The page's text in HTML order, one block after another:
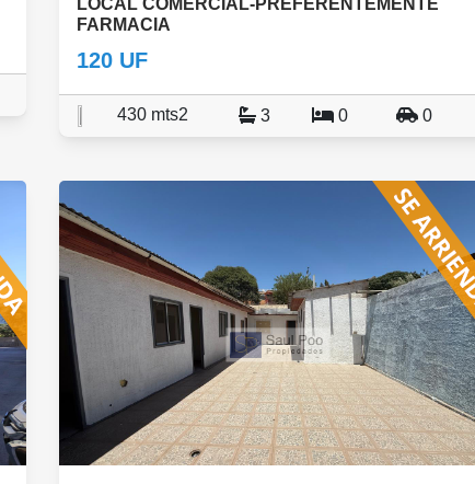
LOCAL COMERCIAL-PREFERENTEMENTE
FARMACIA
120 UF
430 mts2 3 0 0